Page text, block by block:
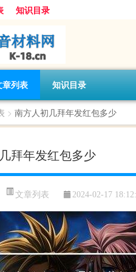
知识目录
章列表 知识目录
> 南方人初几拜年发红包多少
拜年发红包多少
文章列表 2024-02-17